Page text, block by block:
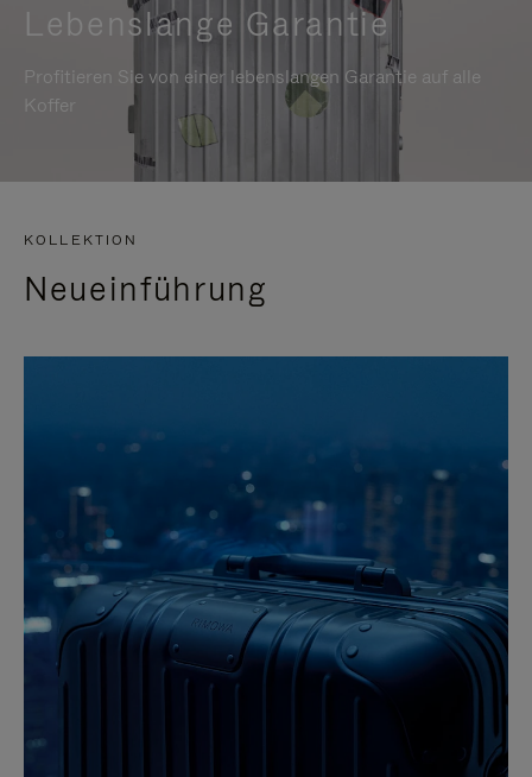
Lebenslange Garantie
Profitieren Sie von einer lebenslangen Garantie auf alle
Koffer
KOLLEKTION
Neueinführung